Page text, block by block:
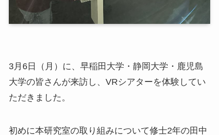
3月6日（月）に、早稲田大学・静岡大学・鹿児島
大学の皆さんが来訪し、VRシアターを体験してい
ただきました。
初めに本研究室の取り組みについて修士2年の田中